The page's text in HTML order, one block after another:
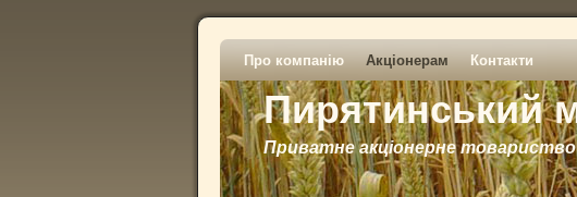
Пирятинський
Приватне акціонерне товариство
Про компанію Акціонерам Контакти